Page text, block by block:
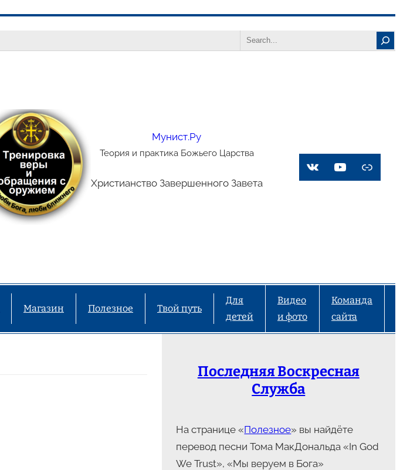
Search
Мунист.Ру
Теория и практика Божьего Царства
Христианство Завершенного Завета
VK YouTube
Link
Магазин Полезное Твой путь
Для
детей
Видео
и фото
Команда
сайта
Последняя Воскресная
Служба
На странице «Полезное» вы найдёте
перевод песни Тома МакДональда «In God
We Trust», «Мы веруем в Бога»